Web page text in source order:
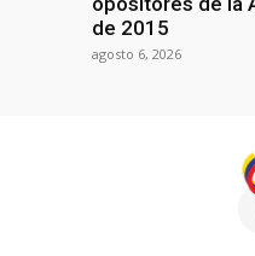
de 2015
agosto 6, 2026